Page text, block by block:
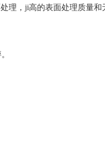
理，ji高的表面处理质量和